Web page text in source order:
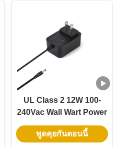
UL Class 2 12W 100-
240Vac Wall Wart Power
Adapter พร้อมแจ็ค DC
5.5 * 2.1/5.5 * 2.5 มิลลิ
พูดคุยกันตอนนี้